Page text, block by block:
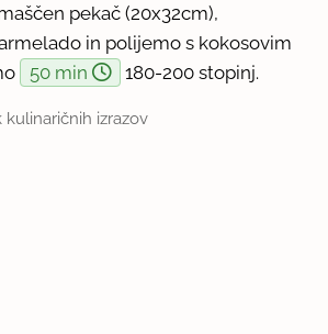
pekač (20x32cm),
in polijemo s kokosovim
50 min 180-200 stopinj.
kulinaričnih izrazov